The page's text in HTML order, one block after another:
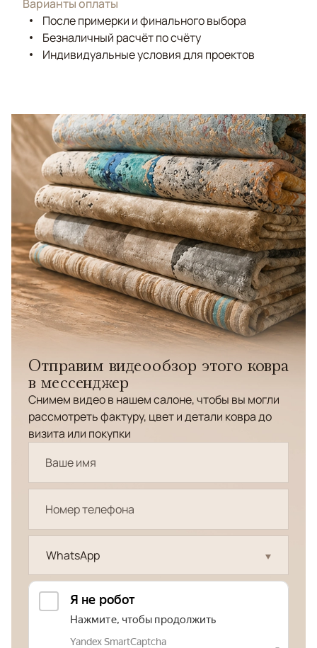
Варианты оплаты
После примерки и финального выбора
Безналичный расчёт по счёту
Индивидуальные условия для проектов
Отправим видеообзор этого ковра
в мессенджер
Снимем видео в нашем салоне, чтобы вы могли
рассмотреть фактуру, цвет и детали ковра до
визита или покупки
WhatsApp